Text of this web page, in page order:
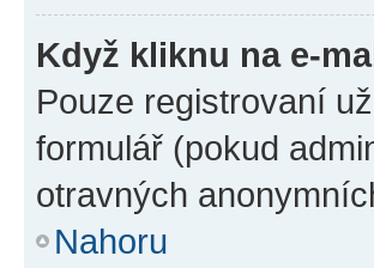
Když kliknu na e-
Pouze registrovaní
formulář (pokud
otravných
Nahoru